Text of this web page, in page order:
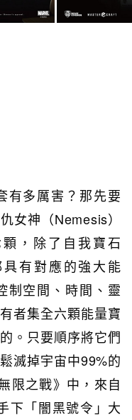
有多厲害？那先要
女神（Nemesis）
，除了自我寶石
具有對應的強大能
制空間、時間、靈
者集全六顆能量寶
。只要順序將它們
滅掉宇宙中99%的
限之戰》中，來自
下「闇黑號令」大